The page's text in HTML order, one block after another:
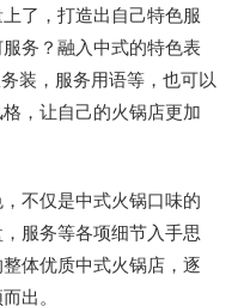
了，打造出自己特色服
务？融入中式的特色表
装，服务用语等，也可以
，让自己的火锅店更加
不仅是中式火锅口味的
服务等各项细节入手思
体优质中式火锅店，逐
出。